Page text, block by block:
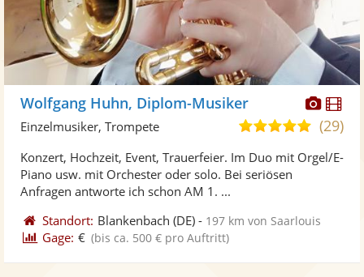
Fotos
Wolfgang Huhn, Diplom-Musiker
5,0
5
(29)
Einzelmusiker, Trompete
Konzert, Hochzeit, Event, Trauerfeier. Im Duo mit Orgel/E-
Piano usw. mit Orchester oder solo. Bei seriösen
Anfragen antworte ich schon AM 1. ...
Standort: Blankenbach (DE) - 197 km von Saarlouis
Gage: € (bis ca. 500 € pro Auftritt)